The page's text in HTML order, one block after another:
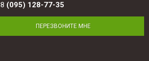
(095) 128-77-35
ПЕРЕЗВОНИТЕ МНЕ